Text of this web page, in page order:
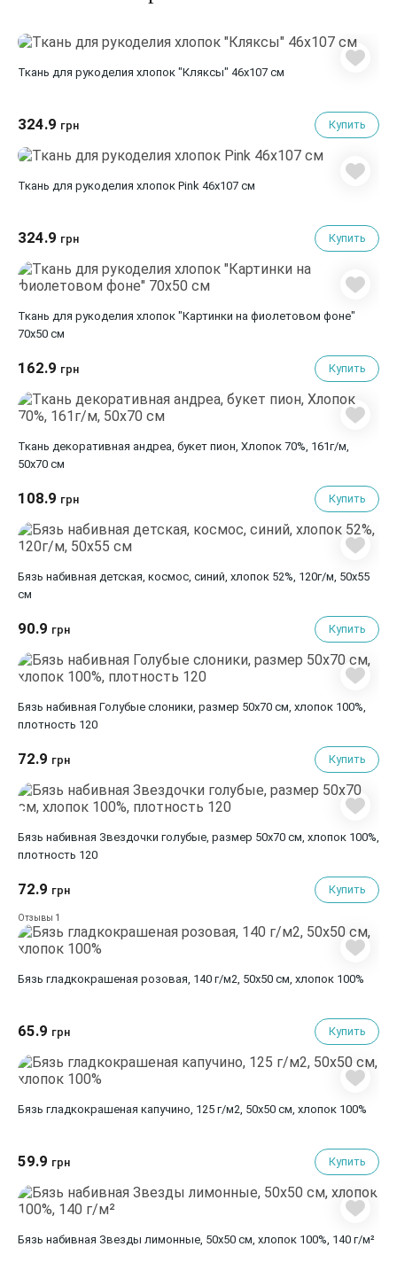
Ткань для рукоделия хлопок "Кляксы" 46х107 см
324.9 грн Купить
Ткань для рукоделия хлопок Pink 46х107 см
324.9 грн Купить
Ткань для рукоделия хлопок "Картинки на фиолетовом фоне"
70х50 см
162.9 грн Купить
Ткань декоративная андреа, букет пион, Хлопок 70%, 161г/м,
50x70 см
108.9 грн Купить
Бязь набивная детская, космос, синий, хлопок 52%, 120г/м, 50x55
см
90.9 грн Купить
Бязь набивная Голубые слоники, размер 50х70 см, хлопок 100%,
плотность 120
72.9 грн Купить
Бязь набивная Звездочки голубые, размер 50х70 см, хлопок 100%,
плотность 120
72.9 грн Купить
Отзывы 1
Бязь гладкокрашеная розовая, 140 г/м2, 50х50 см, хлопок 100%
65.9 грн Купить
Бязь гладкокрашеная капучино, 125 г/м2, 50х50 см, хлопок 100%
59.9 грн Купить
Бязь набивная Звезды лимонные, 50х50 см, хлопок 100%, 140 г/м²